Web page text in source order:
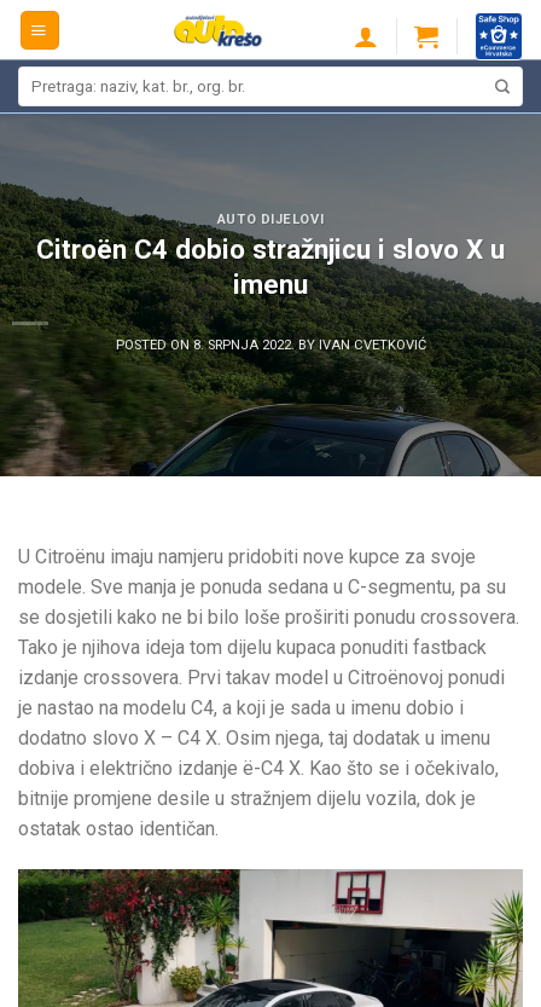
Skip
content
AUTO DIJELOVI
Citroën C4 dobio stražnjicu i slovo X u
imenu
POSTED ON8. SRPNJA 2022. BYIVAN CVETKOVIĆ
U Citroënu imaju namjeru pridobiti nove kupce za svoje
modele. Sve manja je ponuda sedana u C-segmentu, pa su
se dosjetili kako ne bi bilo loše proširiti ponudu crossovera.
Tako je njihova ideja tom dijelu kupaca ponuditi fastback
izdanje crossovera. Prvi takav model u Citroënovoj ponudi
je nastao na modelu C4, a koji je sada u imenu dobio i
dodatno slovo X – C4 X. Osim njega, taj dodatak u imenu
dobiva i električno izdanje ë-C4 X. Kao što se i očekivalo,
bitnije promjene desile u stražnjem dijelu vozila, dok je
ostatak ostao identičan.